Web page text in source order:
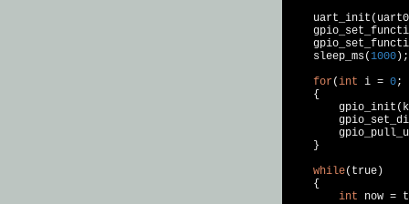
    sleep_ms(
1000
for(int i = 0;
    {
    }
while( true )
    {
int now =